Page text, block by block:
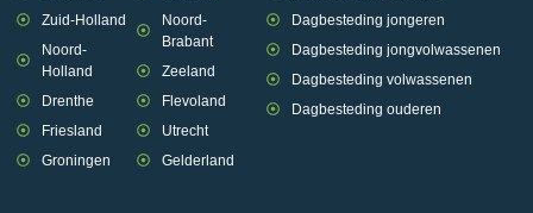
Zuid-Holland
Noord-
Holland
Drenthe
Friesland
Groningen
Noord-
Brabant
Zeeland
Flevoland
Utrecht
Gelderland
Dagbesteding jongeren
Dagbesteding jongvolwassenen
Dagbesteding volwassenen
Dagbesteding ouderen